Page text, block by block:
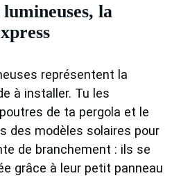
la
représentent la
à installer. Tu les
de ta pergola et le
des modèles solaires pour
de branchement : ils se
grâce à leur petit panneau